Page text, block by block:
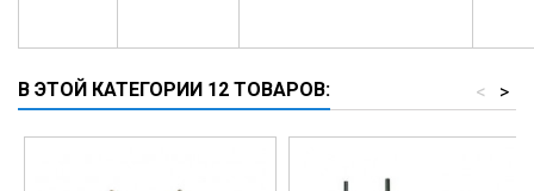
В ЭТОЙ КАТЕГОРИИ 12 ТОВАРОВ: >
<